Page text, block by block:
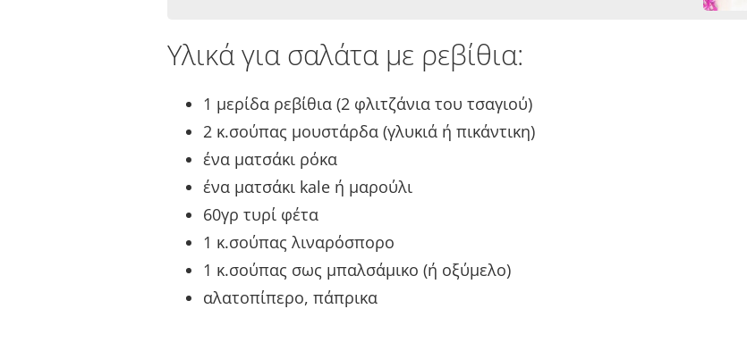
Υλικά για σαλάτα με ρεβίθια:
1 μερίδα ρεβίθια (2 φλιτζάνια του τσαγιού)
2 κ.σούπας μουστάρδα (γλυκιά ή πικάντικη)
ένα ματσάκι ρόκα
ένα ματσάκι kale ή μαρούλι
60γρ τυρί φέτα
1 κ.σούπας λιναρόσπορο
1 κ.σούπας σως μπαλσάμικο (ή οξύμελο)
αλατοπίπερο, πάπρικα